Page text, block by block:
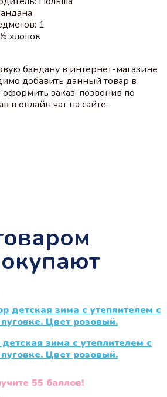
1
хлопок
бандану в интернет-магазине
добавить данный товар в
заказ, позвонив по
в онлайн чат на сайте.
зима с утеплителем с
Цвет розовый.
55 баллов!